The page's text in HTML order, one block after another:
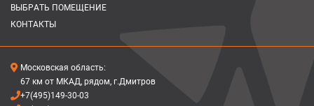
ВЫБРАТЬ ПОМЕЩЕНИЕ
КОНТАКТЫ
Московская область:
67 км от МКАД, рядом, г.Дмитров
+7(495)149-30-03